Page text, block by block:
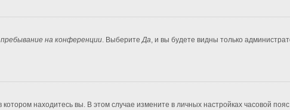
на конференции. Выберите Да , и вы будете видны только
находитесь вы. В этом случае измените в личных настройках часовой